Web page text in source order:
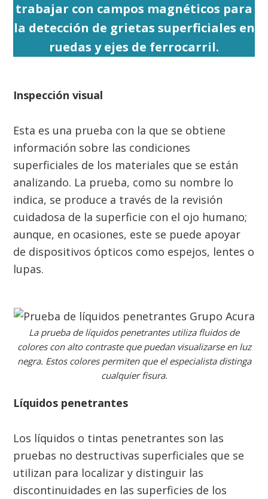
trabajar con campos magnéticos para
la detección de grietas superficiales en
ruedas y ejes de ferrocarril.
Inspección visual
Esta es una prueba con la que se obtiene
información sobre las condiciones
superficiales de los materiales que se están
analizando. La prueba, como su nombre lo
indica, se produce a través de la revisión
cuidadosa de la superficie con el ojo humano;
aunque, en ocasiones, este se puede apoyar
de dispositivos ópticos como espejos, lentes o
lupas.
La prueba de líquidos penetrantes utiliza fluidos de
colores con alto contraste que puedan visualizarse en luz
negra. Estos colores permiten que el especialista distinga
cualquier fisura.
Líquidos penetrantes
Los líquidos o tintas penetrantes son las
pruebas no destructivas superficiales que se
utilizan para localizar y distinguir las
discontinuidades en las superficies de los